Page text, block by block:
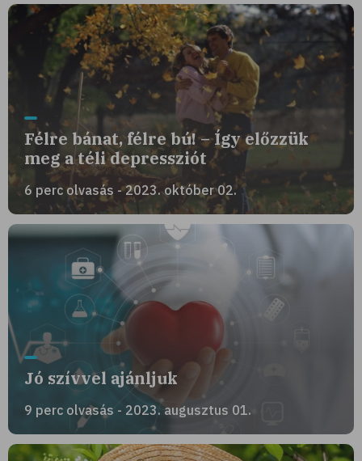
Félre bánat, félre bú! – Így előzzük
meg a téli depressziót
6 perc olvasás - 2023. október 02.
Jó szívvel ajánljuk
9 perc olvasás - 2023. augusztus 01.